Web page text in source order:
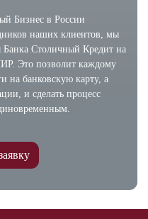
Бизнес в России
наших клиентов, мы
Банка Столичный Кредит на
Это позволит каждому
на банковскую карту, а
и сделать процесс